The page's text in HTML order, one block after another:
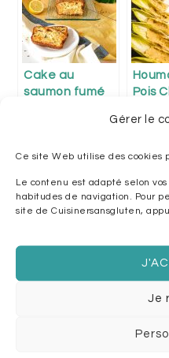
Gérer le
Ce site Web utilise des cookies
Le contenu est adapté selon
habitudes de navigation. Pour
site de Cuisinersansgluten,
Je
Cake au
saumon fumé
Pois
Makis –
roulées à la
Saint Môret